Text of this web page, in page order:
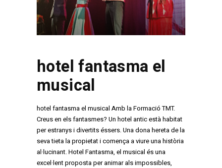
hotel fantasma el
musical
hotel fantasma el musical Amb la Formació TMT.
Creus en els fantasmes? Un hotel antic està habitat
per estranys i divertits éssers. Una dona hereta de la
seva tieta la propietat i comença a viure una història
al·lucinant. Hotel Fantasma, el musical és una
excel·lent proposta per animar als impossibles,